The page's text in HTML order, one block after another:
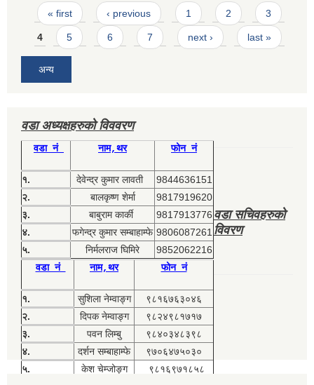
Pages
« first ‹ previous 1 2 3
4 5 6 7 next › last »
अन्य
वडा अध्यक्षहरुको विववरण
वडा नं नाम,थर फोन नं
१. देवेन्द्र कुमार लावती
9844636151
२.
बालकृष्ण शेर्मा
9817919620
३.
बाबुराम कार्की
9817913776
४.
फगेन्द्र कुमार सम्बाहाम्फे 9806087261
५.
निर्मलराज घिमिरे 9852062216
वडा सचिवहरुको
विवरण
वडा नं नाम,थर फोन नं
१. सुशिला नेम्वाङ्ग
९८१६७६३०४६
२.
दिपक नेम्वाङ्ग
९८२४९८१७१७
३.
पवन लिम्बु
९८४०३४८३९८
४.
दर्शन सम्बाहाम्फे
९७०६४७५०३०
५.
केश चेम्जोङ्ग ९८१६९७१८५८